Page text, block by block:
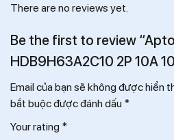
There are no reviews yet.
Be the first to review
HDB9H63A2C10 2P 10A
Email của bạn sẽ không được hiển
bắt buộc được đánh dấu *
Your rating *